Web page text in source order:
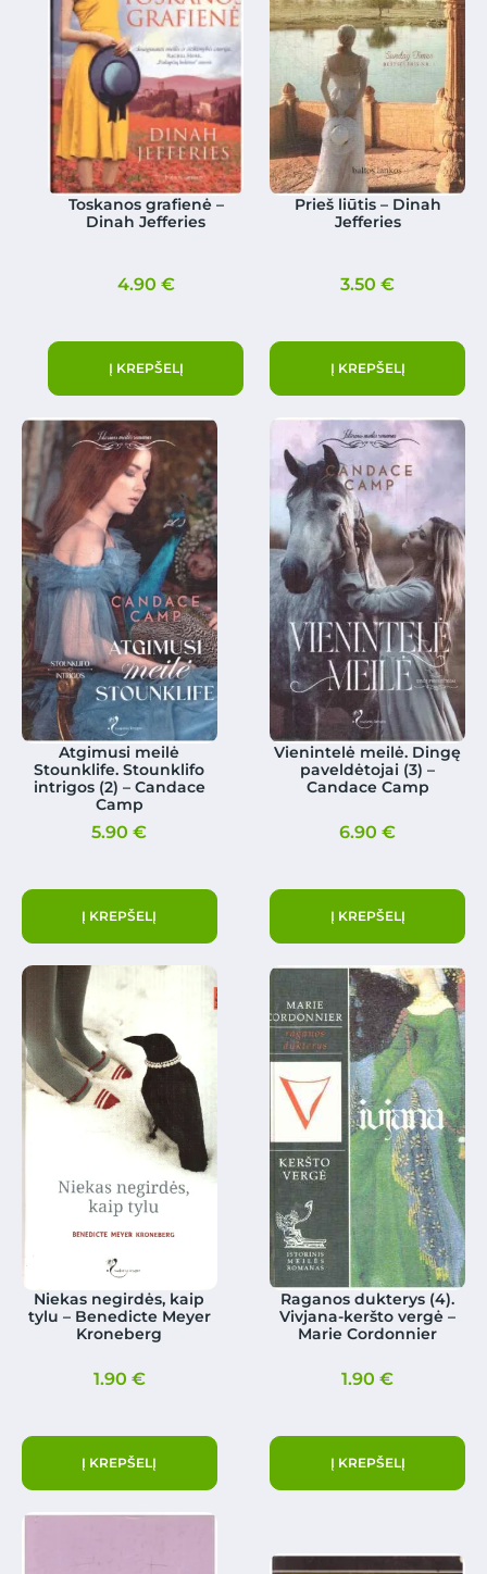
Toskanos grafienė –
Dinah Jefferies
4.90 €
Į KREPŠELĮ
Prieš liūtis – Dinah
Jefferies
3.50€
Į KREPŠELĮ
Atgimusi meilė
Stounklife. Stounklifo
intrigos (2) – Candace
Camp
5.90€
Į KREPŠELĮ
Vienintelė meilė. Dingę
paveldėtojai (3) –
Candace Camp
6.90€
Į KREPŠELĮ
Niekas negirdės, kaip
tylu – Benedicte Meyer
Kroneberg
1.90 €
Į KREPŠELĮ
Raganos dukterys (4).
Vivjana-keršto vergė –
Marie Cordonnier
1.90€
Į KREPŠELĮ